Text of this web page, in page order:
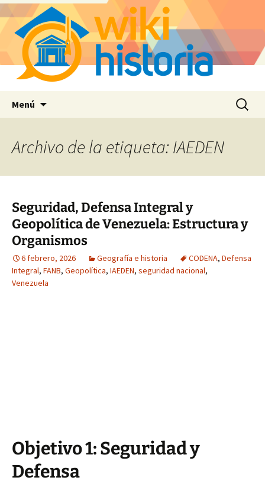
Menú Buscar:
Archivo de la etiqueta: IAEDEN
Seguridad, Defensa Integral y
Geopolítica de Venezuela: Estructura y
Organismos
6 febrero, 2026 Geografía e historia CODENA, Defensa
Integral, FANB, Geopolítica, IAEDEN, seguridad nacional,
Venezuela
Objetivo 1: Seguridad y
Defensa